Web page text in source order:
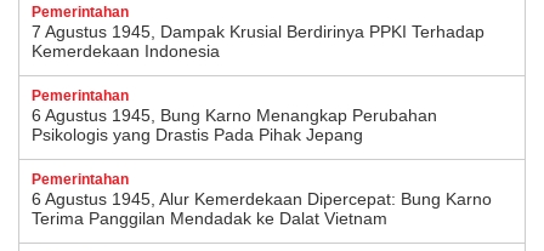
Pemerintahan
7 Agustus 1945, Dampak Krusial Berdirinya PPKI Terhadap
Kemerdekaan Indonesia
Pemerintahan
6 Agustus 1945, Bung Karno Menangkap Perubahan
Psikologis yang Drastis Pada Pihak Jepang
Pemerintahan
6 Agustus 1945, Alur Kemerdekaan Dipercepat: Bung Karno
Terima Panggilan Mendadak ke Dalat Vietnam